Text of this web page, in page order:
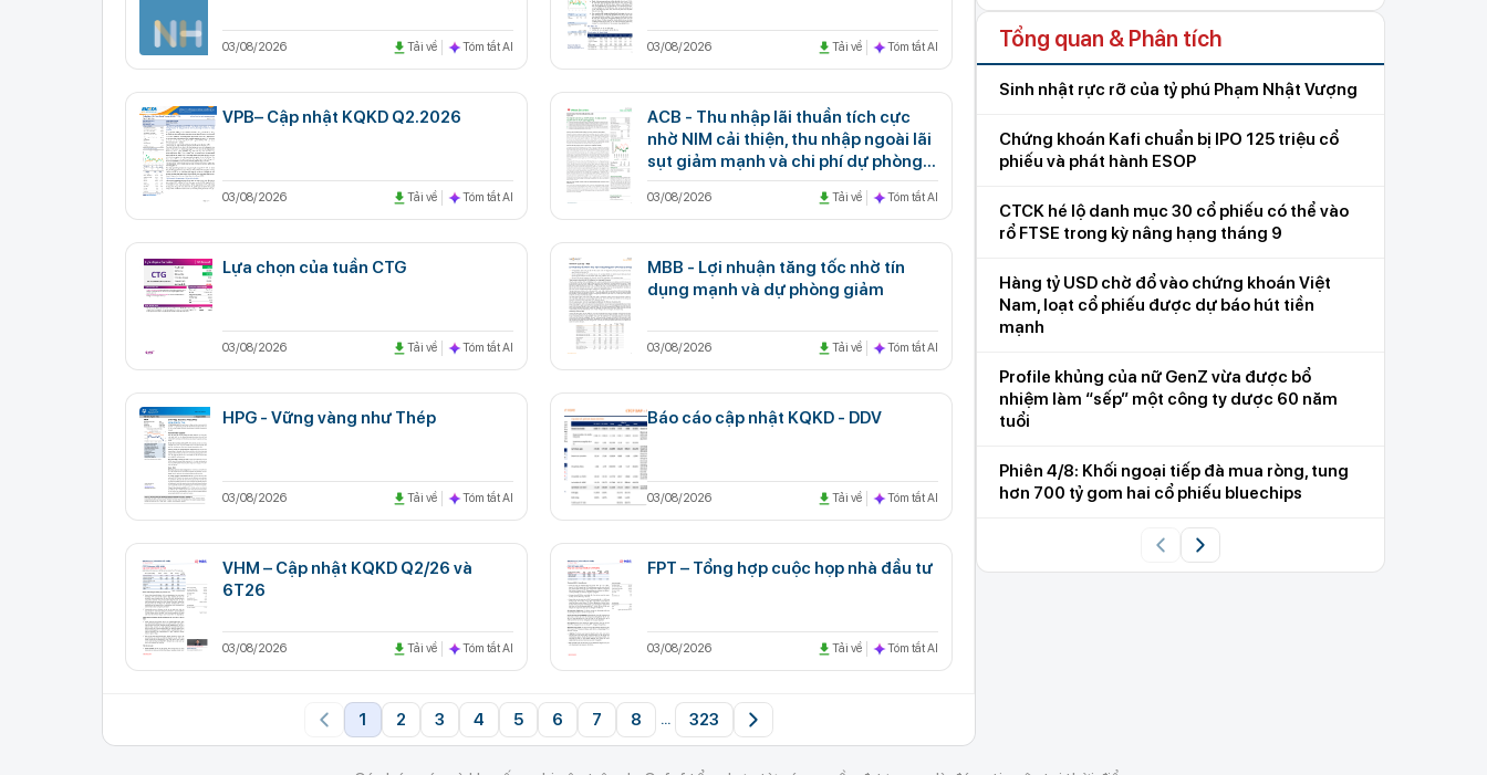
03/08/2026 Tải về Tóm tắt AI 03/08/2026 Tải về Tóm tắt AI
VPB– Cập nhật KQKD Q2.2026
03/08/2026 Tải về Tóm tắt AI
ACB - Thu nhập lãi thuần tích cực
nhờ NIM cải thiện, thu nhập ngoài lãi
sụt giảm mạnh và chi phí dự phòng
gia tăng
03/08/2026 Tải về Tóm tắt AI
Lựa chọn của tuần CTG
03/08/2026 Tải về Tóm tắt AI
MBB - Lợi nhuận tăng tốc nhờ tín
dụng mạnh và dự phòng giảm
03/08/2026 Tải về Tóm tắt AI
HPG - Vững vàng như Thép
03/08/2026 Tải về Tóm tắt AI
Báo cáo cập nhật KQKD - DDV
03/08/2026 Tải về Tóm tắt AI
VHM – Cập nhật KQKD Q2/26 và
6T26
03/08/2026 Tải về Tóm tắt AI
FPT – Tổng hợp cuộc họp nhà đầu tư
03/08/2026 Tải về Tóm tắt AI
1 2 3 4 5 6 7 8 ... 323
Tổng quan & Phân tích
Sinh nhật rực rỡ của tỷ phú Phạm Nhật Vượng
Chứng khoán Kafi chuẩn bị IPO 125 triệu cổ
phiếu và phát hành ESOP
CTCK hé lộ danh mục 30 cổ phiếu có thể vào
rổ FTSE trong kỳ nâng hạng tháng 9
Hàng tỷ USD chờ đổ vào chứng khoán Việt
Nam, loạt cổ phiếu được dự báo hút tiền
mạnh
Profile khủng của nữ GenZ vừa được bổ
nhiệm làm “sếp” một công ty dược 60 năm
tuổi
Phiên 4/8: Khối ngoại tiếp đà mua ròng, tung
hơn 700 tỷ gom hai cổ phiếu bluechips